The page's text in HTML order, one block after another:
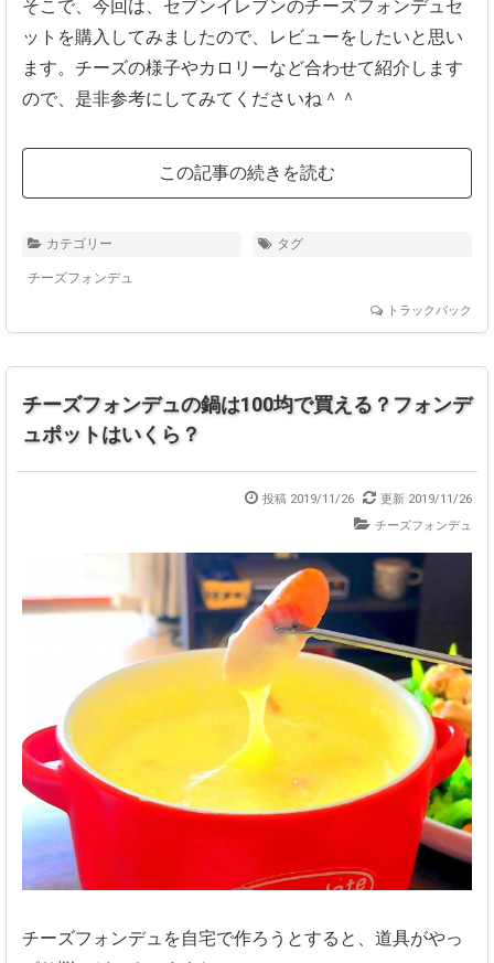
そこで、今回は、セブンイレブンのチーズフォンデュセ
ットを購入してみましたので、レビューをしたいと思い
ます。チーズの様子やカロリーなど合わせて紹介します
ので、是非参考にしてみてくださいね＾＾
この記事の続きを読む
カテゴリー
チーズフォンデュ
タグ
トラックバック
チーズフォンデュの鍋は100均で買える？フォンデ
ュポットはいくら？
投稿 2019/11/26
更新 2019/11/26
チーズフォンデュ
チーズフォンデュを自宅で作ろうとすると、道具がやっ